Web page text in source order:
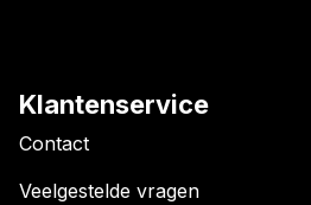
Klantenservice
Contact
Veelgestelde vragen